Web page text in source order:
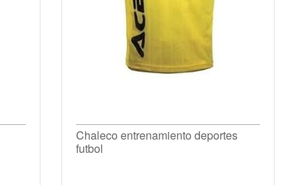
Chaleco entrenamiento deportes
futbol